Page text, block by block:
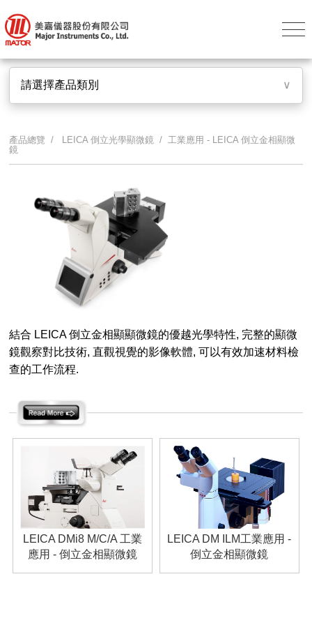
請選擇產品類別 ∨
產品總覽 / LEICA 倒立光學顯微鏡 / 工業應用 - LEICA 倒立金相顯微
鏡
結合 LEICA 倒立金相顯顯微鏡的優越光學特性, 完整的顯微
鏡觀察對比技術, 直觀視覺的影像軟體, 可以有效加速材料檢
查的工作流程.
LEICA DMi8 M/C/A 工業
應用 - 倒立金相顯微鏡
LEICA DM ILM工業應用 -
倒立金相顯微鏡